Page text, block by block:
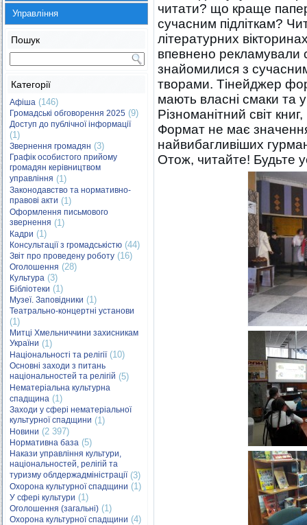
Управління
Пошук
Категорії
Афіша (146)
Громадські обговорення 2025 (9)
Доступ до публічної інформації
(1)
Звернення громадян (3)
Графік особистого прийому
громадян керівництвом
управління (1)
Законодавство та нормативно-
правові акти (1)
Оформлення письмового
звернення (1)
Кадри (1)
Консультації з громадськістю (44)
Звіт про проведену роботу (16)
Оголошення (28)
Культура (3)
Бібліотеки (1)
Музеї. Заповідники (1)
Театрально-концертні установи
(1)
Митці Хмельниччини захисникам
України (1)
Національності та релігії(10)
Основні заходи з питань
національностей та релігій (5)
Нематеріальна культурна
спадщина (1)
Заходи у сфері нематеріальної
культурної спадщини (1)
Новини (2 397)
Нормативна база (5)
Накази управління культури,
національностей, релігій та
туризму облдержадміністрації(3)
Охорона культурної спадщини (1)
У сфері культури (1)
Оголошення (загальні) (1)
Охорона культурної спадщини (4)
читати? що краще
сучасним підліткам?
літературних
впевнено рекламували
знайомилися з
творами. Тінейджер
мають власні смаки та
Різноманітний світ
Формат не має
найвибагливіших
Отож, читайте! Будьте